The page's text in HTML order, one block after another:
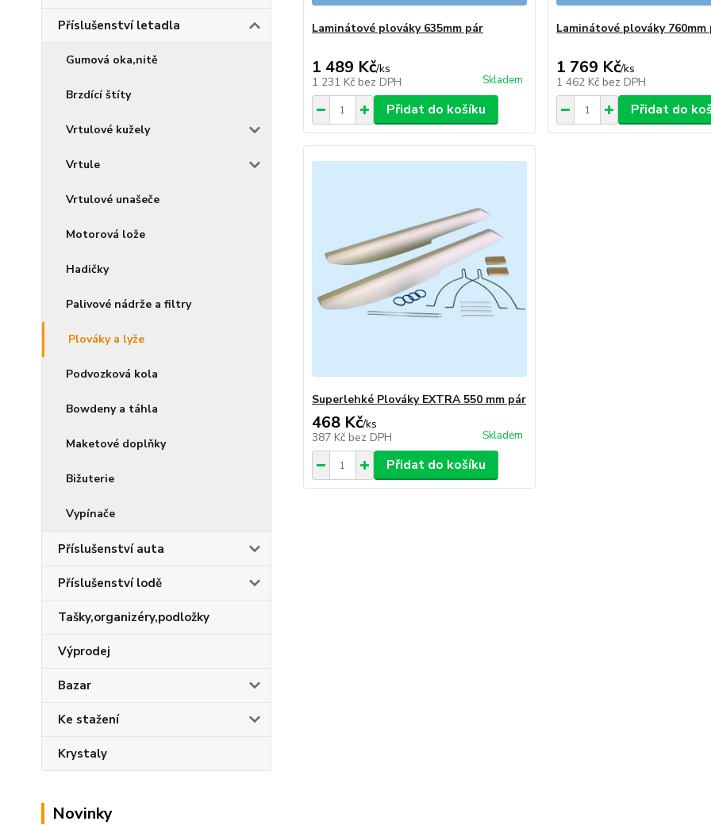
Příslušenství letadla
Gumová oka,nitě
Brzdící štíty
Vrtulové kužely
Vrtule
Vrtulové unašeče
Motorová lože
Hadičky
Palivové nádrže a filtry
Plováky a lyže
Podvozková kola
Bowdeny a táhla
Maketové doplňky
Bižuterie
Vypínače
Příslušenství auta
Příslušenství lodě
Tašky,organizéry,podložky
Výprodej
Bazar
Ke stažení
Krystaly
Novinky
Laminátové plováky 635mm pár
1 489 Kč/ks
1 231 Kč bez DPH Skladem
Přidat do košíku
Laminátové plováky 760mm
1 769 Kč/ks
1 462 Kč bez DPH
Přidat do
Superlehké Plováky EXTRA 550 mm pár
468 Kč/ks
387 Kč bez DPH Skladem
Přidat do košíku